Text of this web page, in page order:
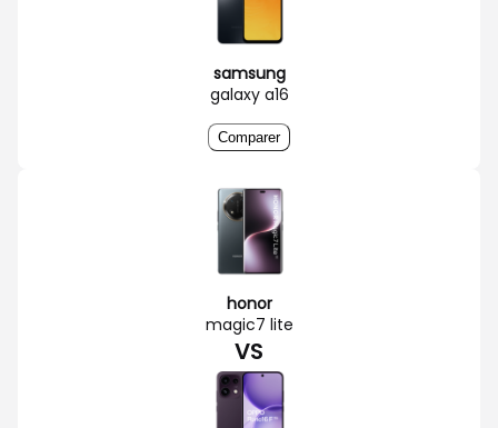
samsung
galaxy a16
Comparer
honor
magic7 lite
VS